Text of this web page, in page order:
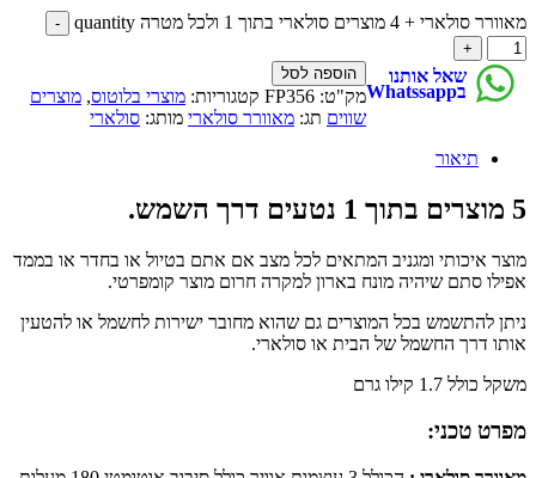
מאוורר סולארי + 4 מוצרים סולארי בתוך 1 ולכל מטרה quantity
הוספה לסל שאל אותנו
בWhatssapp מק"ט: FP356 קטגוריות: מוצרי בלוטוס, מוצרים
שווים תג: מאוורר סולארי מותג: סולארי
תיאור
5 מוצרים בתוך 1 נטעים דרך השמש.
מוצר איכותי ומגניב המתאים לכל מצב אם אתם בטיול או בחדר או בממד
אפילו סתם שיהיה מונח בארון למקרה חרום מוצר קומפרטי.
ניתן להתשמש בכל המוצרים גם שהוא מחובר ישירות לחשמל או להטעין
אותו דרך החשמל של הבית או סולארי.
משקל כולל 1.7 קילו גרם
מפרט טכני: